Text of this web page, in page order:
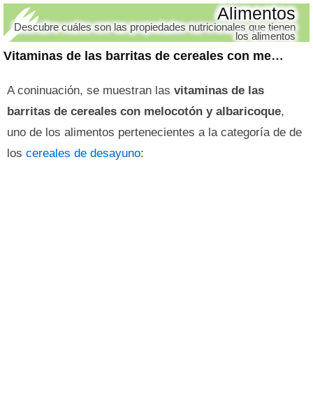
Vitaminas de las barritas de cereales con melocotón y albaricoque
Alimentos
Descubre cuáles son las propiedades nutricionales que tienen
los alimentos
A coninuación, se muestran las vitaminas de las
barritas de cereales con melocotón y albaricoque,
uno de los alimentos pertenecientes a la categoría de de
los cereales de desayuno: